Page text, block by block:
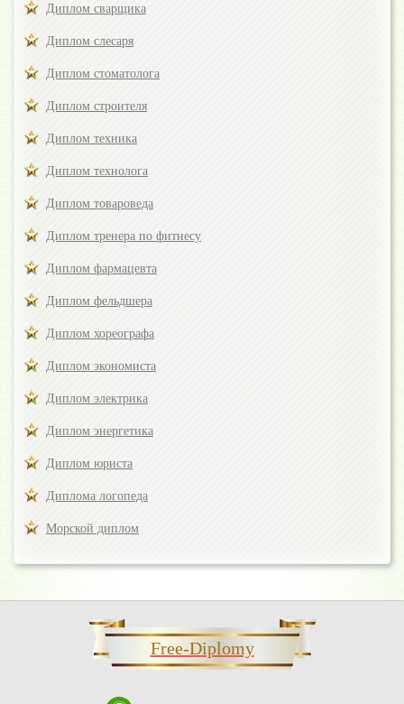
Диплом сварщика
Диплом слесаря
Диплом стоматолога
Диплом строителя
Диплом техника
Диплом технолога
Диплом товароведа
Диплом тренера по фитнесу
Диплом фармацевта
Диплом фельдшера
Диплом хореографа
Диплом экономиста
Диплом электрика
Диплом энергетика
Диплом юриста
Диплома логопеда
Морской диплом
Free-Diplomy